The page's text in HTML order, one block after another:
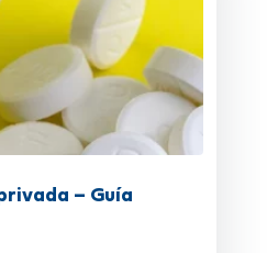
– Guía